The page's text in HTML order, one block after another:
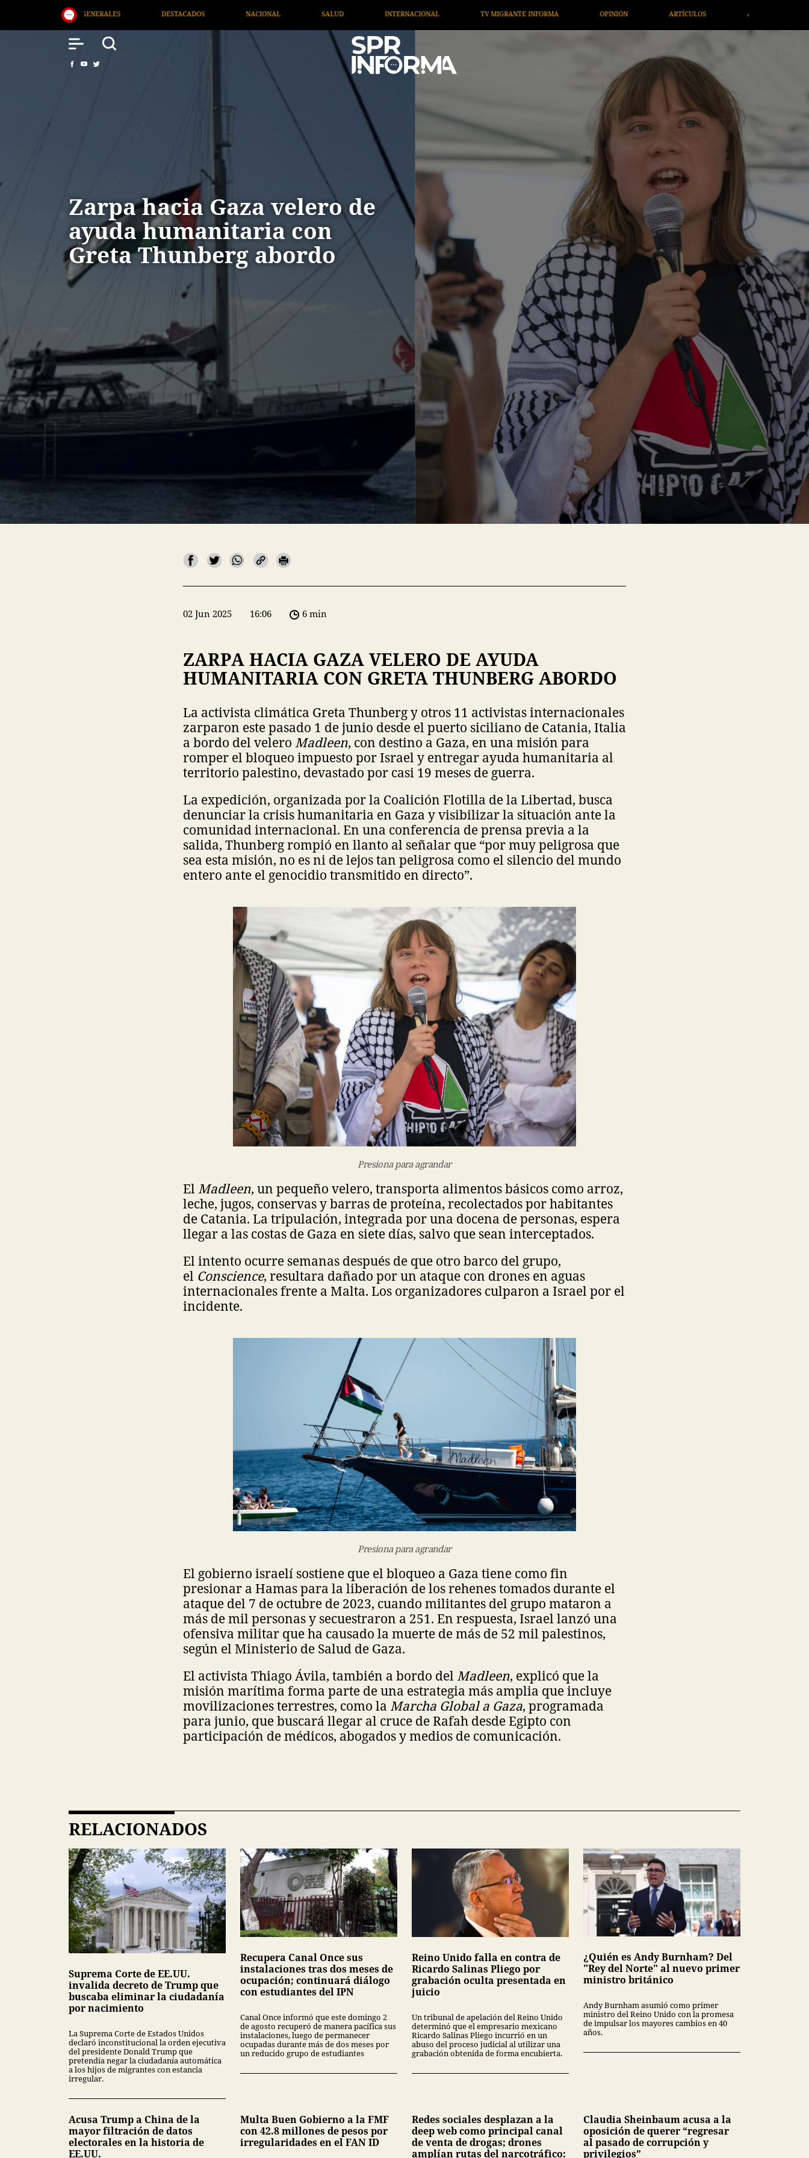
NACIONAL SALUD INTERNACIONAL TV MIGRANTE INFORMA OPINIÓN ARTÍCULOS ARTE / ENTRETENIMIENTO ECONOMÍA / NEGOCIOS
Zarpa hacia Gaza velero de
ayuda humanitaria con
Greta Thunberg abordo
02 Jun 2025 16:06 6 min
ZARPA HACIA GAZA VELERO DE AYUDA
HUMANITARIA CON GRETA THUNBERG ABORDO
La activista climática Greta Thunberg y otros 11 activistas internacionales
zarparon este pasado 1 de junio desde el puerto siciliano de Catania, Italia
a bordo del velero Madleen, con destino a Gaza, en una misión para
romper el bloqueo impuesto por Israel y entregar ayuda humanitaria al
territorio palestino, devastado por casi 19 meses de guerra.
La expedición, organizada por la Coalición Flotilla de la Libertad, busca
denunciar la crisis humanitaria en Gaza y visibilizar la situación ante la
comunidad internacional. En una conferencia de prensa previa a la
salida, Thunberg rompió en llanto al señalar que “por muy peligrosa que
sea esta misión, no es ni de lejos tan peligrosa como el silencio del mundo
entero ante el genocidio transmitido en directo”.
Presiona para agrandar
El Madleen, un pequeño velero, transporta alimentos básicos como arroz,
leche, jugos, conservas y barras de proteína, recolectados por habitantes
de Catania. La tripulación, integrada por una docena de personas, espera
llegar a las costas de Gaza en siete días, salvo que sean interceptados.
El intento ocurre semanas después de que otro barco del grupo,
el Conscience, resultara dañado por un ataque con drones en aguas
internacionales frente a Malta. Los organizadores culparon a Israel por el
incidente.
Presiona para agrandar
El gobierno israelí sostiene que el bloqueo a Gaza tiene como fin
presionar a Hamas para la liberación de los rehenes tomados durante el
ataque del 7 de octubre de 2023, cuando militantes del grupo mataron a
más de mil personas y secuestraron a 251. En respuesta, Israel lanzó una
ofensiva militar que ha causado la muerte de más de 52 mil palestinos,
según el Ministerio de Salud de Gaza.
El activista Thiago Ávila, también a bordo del Madleen, explicó que la
misión marítima forma parte de una estrategia más amplia que incluye
movilizaciones terrestres, como la Marcha Global a Gaza, programada
para junio, que buscará llegar al cruce de Rafah desde Egipto con
participación de médicos, abogados y medios de comunicación.
RELACIONADOS
Suprema Corte de EE.UU.
invalida decreto de Trump que
buscaba eliminar la ciudadanía
por nacimiento
La Suprema Corte de Estados Unidos
declaró inconstitucional la orden ejecutiva
del presidente Donald Trump que
pretendía negar la ciudadanía automática
a los hijos de migrantes con estancia
irregular.
Recupera Canal Once sus
instalaciones tras dos meses de
ocupación; continuará diálogo
con estudiantes del IPN
Canal Once informó que este domingo 2
de agosto recuperó de manera pacífica sus
instalaciones, luego de permanecer
ocupadas durante más de dos meses por
un reducido grupo de estudiantes
Reino Unido falla en contra de
Ricardo Salinas Pliego por
grabación oculta presentada en
juicio
Un tribunal de apelación del Reino Unido
determinó que el empresario mexicano
Ricardo Salinas Pliego incurrió en un
abuso del proceso judicial al utilizar una
grabación obtenida de forma encubierta.
¿Quién es Andy Burnham? Del
"Rey del Norte" al nuevo primer
ministro británico
Andy Burnham asumió como primer
ministro del Reino Unido con la promesa
de impulsar los mayores cambios en 40
años.
Acusa Trump a China de la
mayor filtración de datos
electorales en la historia de
EE.UU.
Multa Buen Gobierno a la FMF
con 42.8 millones de pesos por
irregularidades en el FAN ID
Redes sociales desplazan a la
deep web como principal canal
de venta de drogas; drones
amplían rutas del narcotráfico:
Claudia Sheinbaum acusa a la
oposición de querer “regresar
al pasado de corrupción y
privilegios”